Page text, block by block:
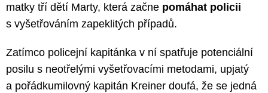
matky tří dětí Marty, která začne pomáhat policii
s vyšetřováním zapeklitých případů.
Zatímco policejní kapitánka v ní spatřuje potenciální
posilu s neotřelými vyšetřovacími metodami, upjatý
a pořádkumilovný kapitán Kreiner doufá, že se jedná